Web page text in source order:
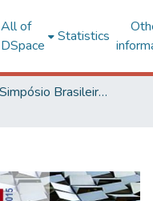
All of
DSpace
Statistics
SBQP - Simpósio Brasileiro de Qualidade do Projeto no Ambiente Construído